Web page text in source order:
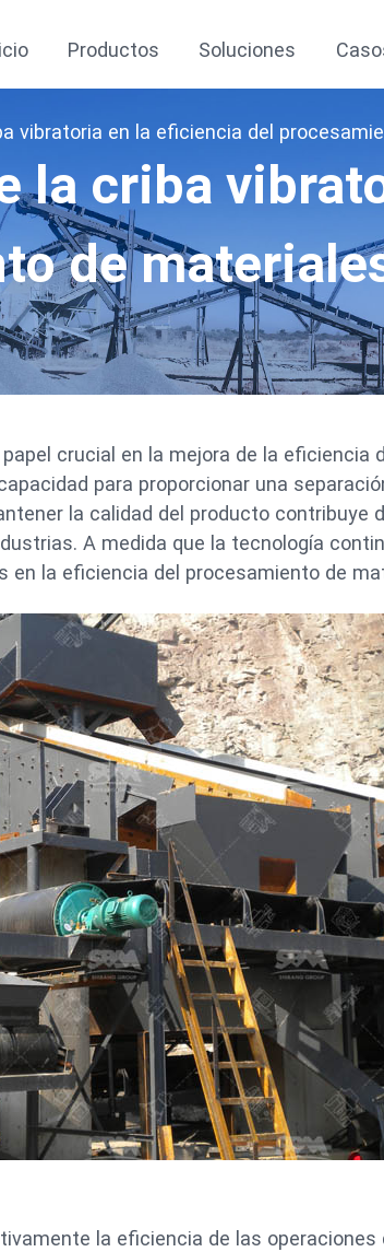
Productos Soluciones
vibratoria en la eficiencia del
la criba
de
crucial en la mejora de la eficiencia
para proporcionar una
la calidad del producto contribuye
A medida que la tecnología
en la eficiencia del procesamiento de
la eficiencia de las